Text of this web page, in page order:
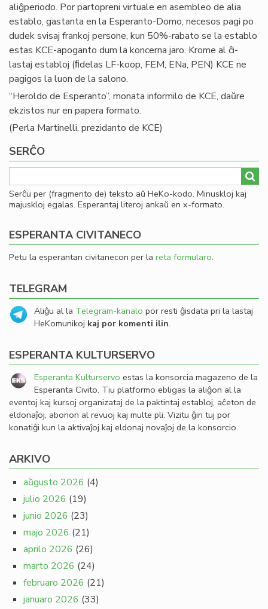
aliĝperiodo. Por partopreni virtuale en asembleo de alia
establo, gastanta en la Esperanto-Domo, necesos pagi po
dudek svisaj frankoj persone, kun 50%-rabato se la establo
estas KCE-apoganto dum la koncerna jaro. Krome al ĉi-
lastaj establoj (ﬁdelas LF-koop, FEM, ENa, PEN) KCE ne
pagigos la luon de la salono.
“Heroldo de Esperanto”, monata informilo de KCE, daŭre
ekzistos nur en papera formato.
(Perla Martinelli, prezidanto de KCE)
SERĈO
Serĉu per (fragmento de) teksto aŭ HeKo-kodo. Minuskloj kaj
majuskloj egalas. Esperantaj literoj ankaŭ en x-formato.
ESPERANTA CIVITANECO
Petu la esperantan civitanecon per la reta formularo.
TELEGRAM
Aliĝu al la Telegram-kanalo por resti ĝisdata pri la lastaj
HeKomunikoj kaj por komenti ilin.
ESPERANTA KULTURSERVO
Esperanta Kulturservo estas la konsorcia magazeno de la
Esperanta Civito. Tiu platformo ebligas la aliĝon al la
eventoj kaj kursoj organizataj de la paktintaj establoj, aĉeton de
eldonaĵoj, abonon al revuoj kaj multe pli. Vizitu ĝin tuj por
konatiĝi kun la aktivaĵoj kaj eldonaj novaĵoj de la konsorcio.
ARKIVO
aŭgusto 2026 (4)
julio 2026 (19)
junio 2026 (23)
majo 2026 (21)
aprilo 2026 (26)
marto 2026 (24)
februaro 2026 (21)
januaro 2026 (33)